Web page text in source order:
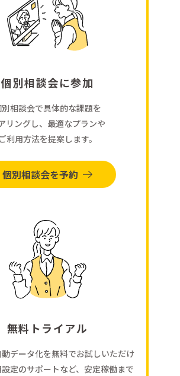
個別相談会に参加
相談会で具体的な課題を
リングし、最適なプランや
ご利用方法を提案します。
個別相談会を予約
無料トライアル
データ化を無料でお試しいただけ
設定のサポートなど、安定稼働まで